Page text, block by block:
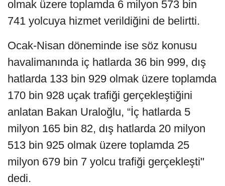
olmak üzere toplamda 6 milyon 573 bin
741 yolcuya hizmet verildiğini de belirtti.
Ocak-Nisan döneminde ise söz konusu
havalimanında iç hatlarda 36 bin 999, dış
hatlarda 133 bin 929 olmak üzere toplamda
170 bin 928 uçak trafiği gerçekleştiğini
anlatan Bakan Uraloğlu, “İç hatlarda 5
milyon 165 bin 82, dış hatlarda 20 milyon
513 bin 925 olmak üzere toplamda 25
milyon 679 bin 7 yolcu trafiği gerçekleşti"
dedi.